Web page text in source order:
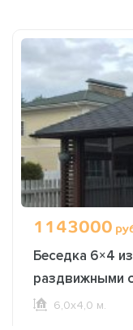
1143000
Беседка 6×4
раздвижными
6,0х4,0 м.